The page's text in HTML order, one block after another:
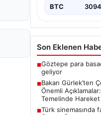
yürürlüğe
BTC
Son Eklenen
■Göztepe para
geliyor
■Bakan Gürlek’ten
Önemli
Temelinde
■Türk sinemasında